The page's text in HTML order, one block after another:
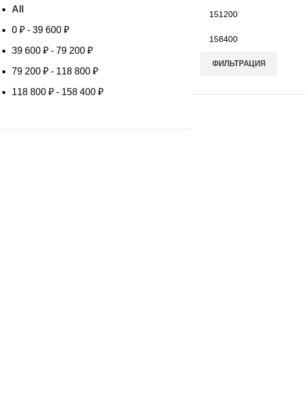
All
0 ₽ - 39 600 ₽
39 600 ₽ - 79 200 ₽
79 200 ₽ - 118 800 ₽
118 800 ₽ - 158 400 ₽
ФИЛЬТРАЦИЯ